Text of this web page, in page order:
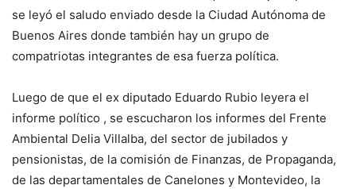
se leyó el saludo enviado desde la Ciudad Autónoma de
Buenos Aires donde también hay un grupo de
compatriotas integrantes de esa fuerza política.
Luego de que el ex diputado Eduardo Rubio leyera el
informe político , se escucharon los informes del Frente
Ambiental Delia Villalba, del sector de jubilados y
pensionistas, de la comisión de Finanzas, de Propaganda,
de las departamentales de Canelones y Montevideo, la